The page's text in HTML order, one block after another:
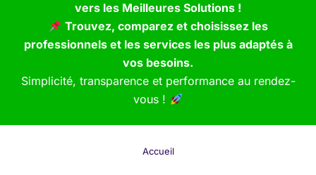
vers les Meilleures Solutions !
Trouvez, comparez et choisissez les
professionnels et les services les plus adaptés à
vos besoins.
Simplicité, transparence et performance au rendez-
vous !
Accueil